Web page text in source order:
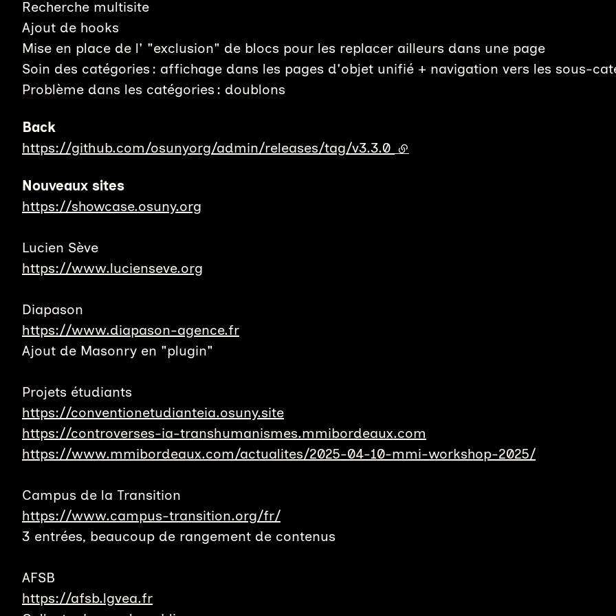
Recherche multisite
Ajout de hooks
Mise en place de l' "exclusion" de blocs pour les replacer ailleurs dans une page
Soin des catégories : affichage dans les pages d'objet unifié + navigation vers les sous-
Problème dans les catégories : doublons
Back
https://github.com/osunyorg/admin/releases/tag/v3.3.0 (lien externe)
Nouveaux sites
https://showcase.osuny.org
Lucien Sève
https://www.lucienseve.org
Diapason
https://www.diapason-agence.fr
Ajout de Masonry en "plugin"
Projets étudiants
https://conventionetudianteia.osuny.site
https://controverses-ia-transhumanismes.mmibordeaux.com
https://www.mmibordeaux.com/actualites/2025-04-10-mmi-workshop-2025/
Campus de la Transition
https://www.campus-transition.org/fr/
3 entrées, beaucoup de rangement de contenus
AFSB
https://afsb.lgvea.fr